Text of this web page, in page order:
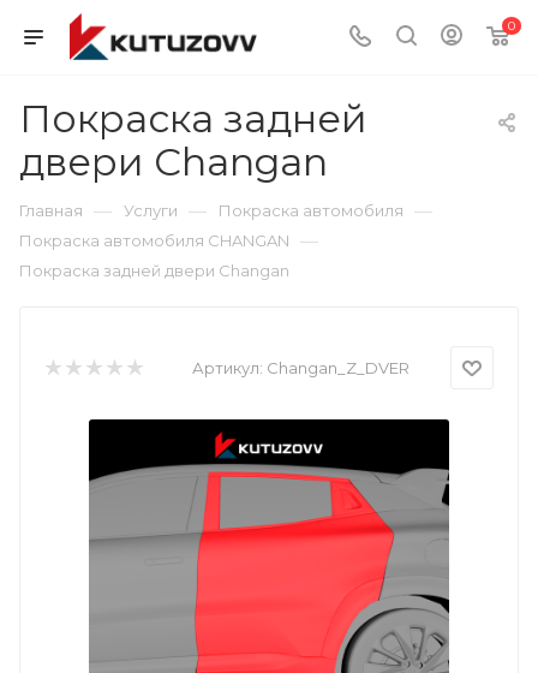
0
Покраска задней
двери Changan
Главная — Услуги — Покраска автомобиля —
Покраска автомобиля CHANGAN —
Покраска задней двери Changan
Артикул: Changan_Z_DVER